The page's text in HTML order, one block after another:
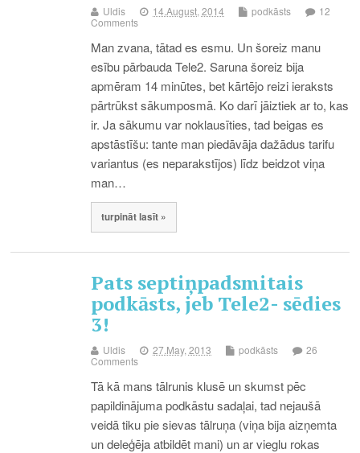
Uldis 14.August, 2014 podkāsts
12
Comments
Man zvana, tātad es esmu. Un šoreiz manu
esību pārbauda Tele2. Saruna šoreiz bija
apmēram 14 minūtes, bet kārtējo reizi ieraksts
pārtrūkst sākumposmā. Ko darī jāiztiek ar to, kas
ir. Ja sākumu var noklausīties, tad beigas es
apstāstīšu: tante man piedāvāja dažādus tarifu
variantus (es neparakstījos) līdz beidzot viņa
man…
turpināt lasīt »
Pats septiņpadsmitais
podkāsts, jeb Tele2- sēdies
3!
Uldis 27.May, 2013 podkāsts
26
Comments
Tā kā mans tālrunis klusē un skumst pēc
papildinājuma podkāstu sadaļai, tad nejaušā
veidā tiku pie sievas tālruņa (viņa bija aizņemta
un deleģēja atbildēt mani) un ar vieglu rokas